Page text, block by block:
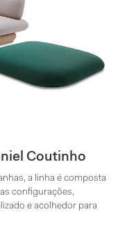
Coutinho
a linha é composta
configurações,
e acolhedor para